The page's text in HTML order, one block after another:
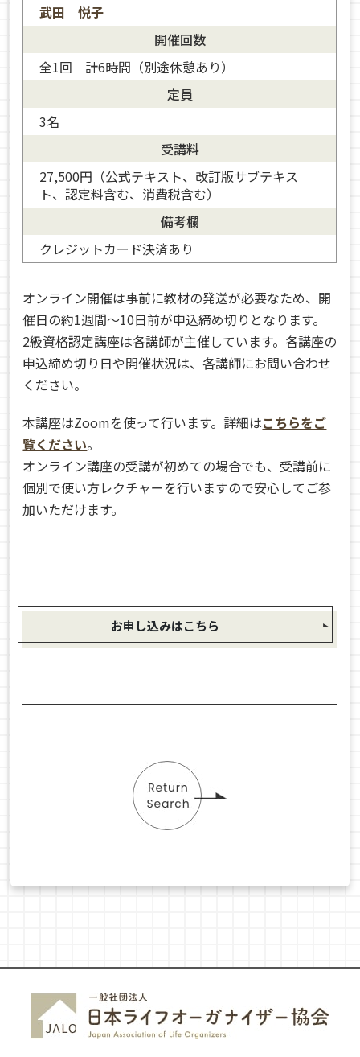
武田 悦子
開催回数
全1回 計6時間（別途休憩あり）
定員
3名
受講料
27,500円（公式テキスト、改訂版サブテキス
ト、認定料含む、消費税含む）
備考欄
クレジットカード決済あり
オンライン開催は事前に教材の発送が必要なため、開
催日の約1週間～10日前が申込締め切りとなります。
2級資格認定講座は各講師が主催しています。各講座の
申込締め切り日や開催状況は、各講師にお問い合わせ
ください。
本講座はZoomを使って行います。詳細はこちらをご
覧ください。
オンライン講座の受講が初めての場合でも、受講前に
個別で使い方レクチャーを行いますので安心してご参
加いただけます。
お申し込みはこちら